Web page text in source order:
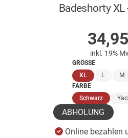
Badeshorty XL
34,95
inkl. 19%
GRÖSSE
XL (ausgewählt)
L M
FARBE
Schwarz
ABHOLUNG
Online bezahlen